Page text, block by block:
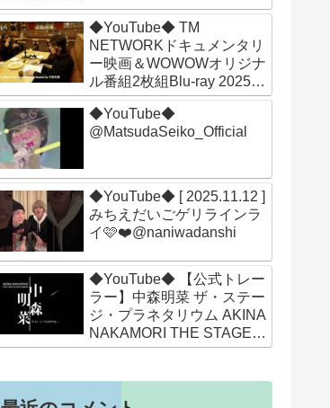
◆YouTube◆ TM
NETWORKドキュメンタリ
ー映画＆WOWOWオリジナ
ル番組2枚組Blu-ray 2025年
12月24日リリース！
◆YouTube◆
@MatsudaSeiko_Official
◆YouTube◆ [ 2025.11.12 ]
みちえだいごゲリラインラ
イ🩷❤️@naniwadanshi
◆YouTube◆ 【公式トレー
ラー】中森明菜 ザ・ステー
ジ・プラネタリウム AKINA
NAKAMORI THE STAGE
PLANETARIUM